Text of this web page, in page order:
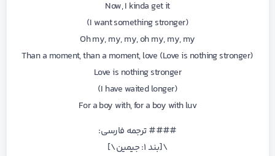
Now, I kinda get it
(I want something stronger)
Oh my, my, my, oh my, my, my
Than a moment, than a moment, love (Love is nothing stronger)
Love is nothing stronger
(I have waited longer)
For a boy with, for a boy with luv
#### ترجمه فارسی:
\[بند ۱: جیمین\]